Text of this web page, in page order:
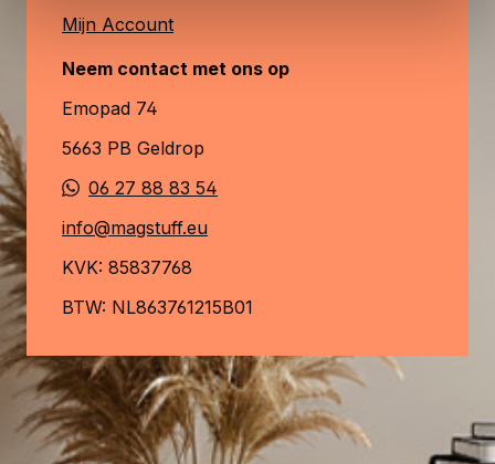
Mijn Account
Neem contact met ons op
Emopad 74
5663 PB Geldrop
06 27 88 83 54
info@magstuff.eu
KVK: 85837768
BTW: NL863761215B01